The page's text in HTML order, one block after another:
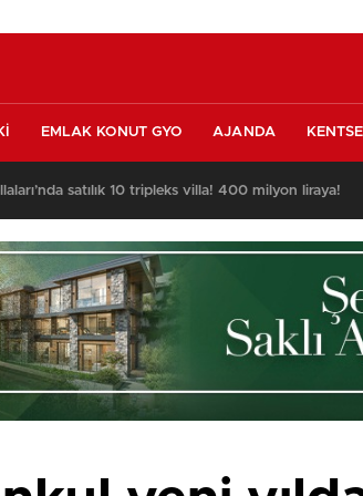
EMLAK KONUT GYO AJANDA
satılık 10 tripleks villa! 400 milyon liraya!